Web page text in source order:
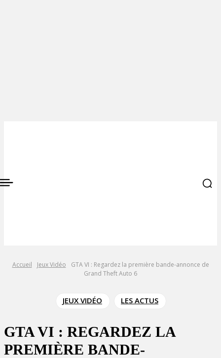
Accueil Jeux Vidéo
GTA VI : Regardez la première bande-annonce de
Grand Theft Auto 6
JEUX VIDÉO LES ACTUS
GTA VI : REGARDEZ LA
PREMIÈRE BANDE-